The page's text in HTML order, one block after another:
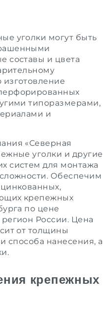
уголки могут быть
составы и цвета
типоразмерами,
и
«Северная
уголки и другие
систем для монтажа
Обеспечим
крепежных
по цене
России. Цена
от толщины
способа нанесения, а
крепежных